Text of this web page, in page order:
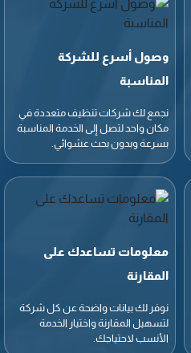
وصول أسرع للشركة
المناسبة
نجمع لك شركات تنظيف متعددة في
مكان واحد لتصل إلى الخدمة المناسبة
بسرعة وبدون بحث عشوائي.
معلومات تساعدك على
المقارنة
نوفر لك بيانات واضحة عن كل شركة
لتسهيل المقارنة واختيار الخدمة
الأنسب لاحتياجك.